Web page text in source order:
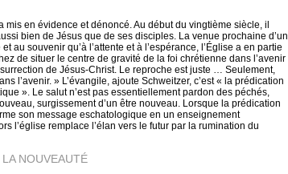
en évidence et dénoncé. Au début du vingtième siècle, il
bien de Jésus que de ses disciples. La venue prochaine d’un
souvenir qu’à l’attente et à l’espérance, l’Église a en partie
de situer le centre de gravité de la foi chrétienne dans l’avenir
de Jésus-Christ. Le reproche est juste … Seulement,
l’avenir. » L’évangile, ajoute Schweitzer, c’est « la prédication
». Le salut n’est pas essentiellement pardon des péchés,
surgissement d’un être nouveau. Lorsque la prédication
son message eschatologique en un enseignement
l’église remplace l’élan vers le futur par la rumination du
NOUVEAUTÉ